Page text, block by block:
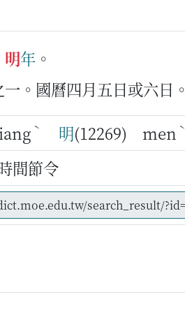
明年 。
。國曆四月五日或六日。
ˋ 明(12269) men ˋ
間節令